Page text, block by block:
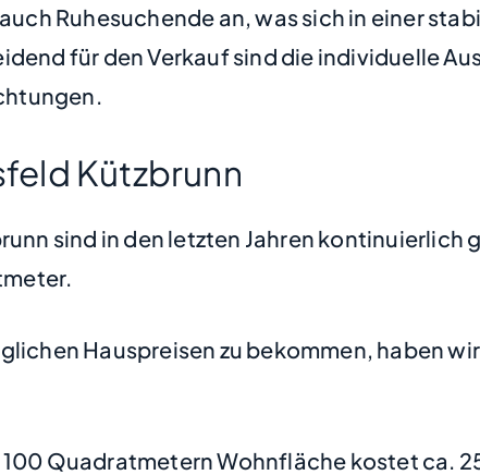
Ruhesuchende an, was sich in einer
für den Verkauf sind die individuelle
Kützbrunn
sind in den letzten Jahren
Hauspreisen zu bekommen, haben
Quadratmetern Wohnfläche kostet ca.